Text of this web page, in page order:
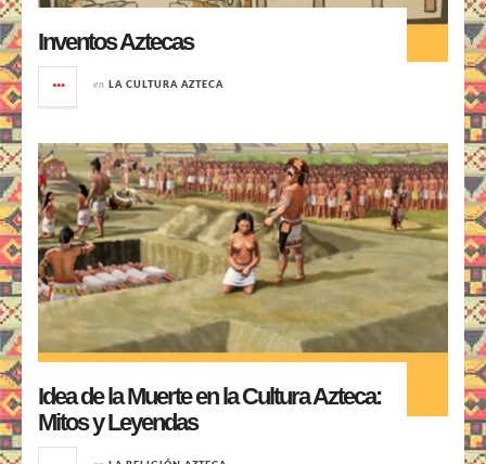
Inventos Aztecas
en LA CULTURA AZTECA
Idea de la Muerte en la Cultura Azteca:
Mitos y Leyendas